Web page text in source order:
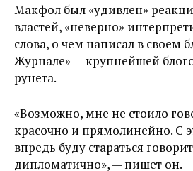
Макфол был «удивлен»
властей, «неверно»
слова, о чем написал в своем
Журнале» — крупнейшей
рунета.
«Возможно, мне не стоило
красочно и прямолинейно. С
впредь буду стараться
дипломатично», — пишет он.